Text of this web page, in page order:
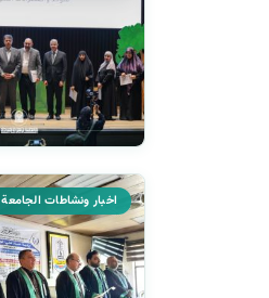
اخبار ونشاطات الجامعة